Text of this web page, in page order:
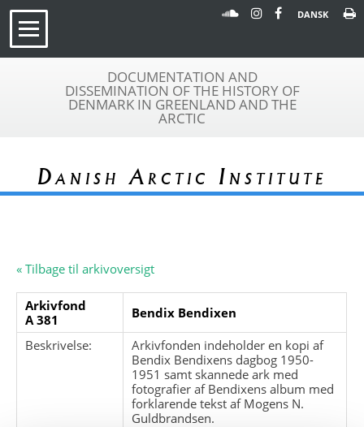
DANSK
DOCUMENTATION AND
DISSEMINATION OF THE HISTORY OF
DENMARK IN GREENLAND AND THE
ARCTIC
Danish Arctic Institute
« Tilbage til arkivoversigt
Arkivfond
A 381
Bendix Bendixen
Beskrivelse:
Arkivfonden indeholder en kopi af
Bendix Bendixens dagbog 1950-
1951 samt skannede ark med
fotografier af Bendixens album med
forklarende tekst af Mogens N.
Guldbrandsen.